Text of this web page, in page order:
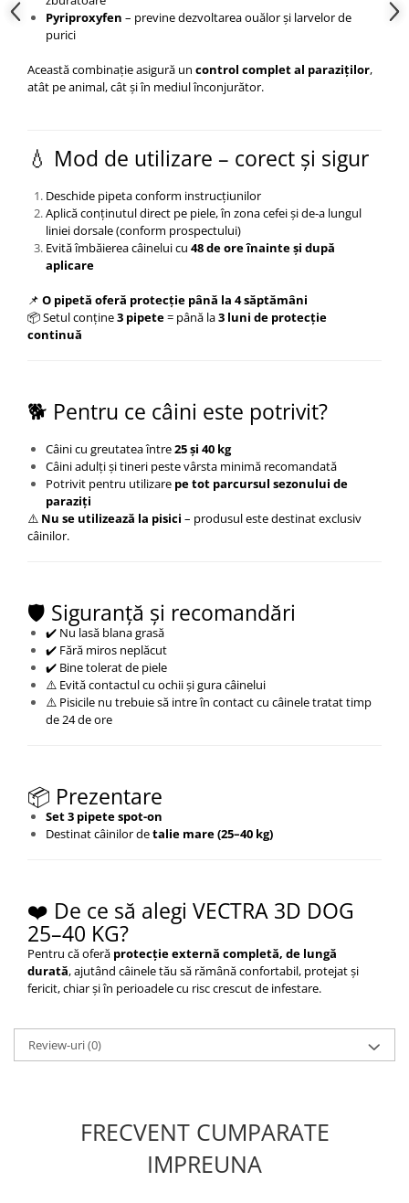
Pyriproxyfen – previne dezvoltarea ouălor și larvelor de
purici
Această combinație asigură un control complet al paraziților,
atât pe animal, cât și în mediul înconjurător.
💧 Mod de utilizare – corect și sigur
Deschide pipeta conform instrucțiunilor
Aplică conținutul direct pe piele, în zona cefei și de-a lungul
liniei dorsale (conform prospectului)
Evită îmbăierea câinelui cu 48 de ore înainte și după
aplicare
📌 O pipetă oferă protecție până la 4 săptămâni
📦 Setul conține3 pipete= până la3 luni de protecție
continuă
🐕 Pentru ce câini este potrivit?
Câini cu greutatea între25 și 40 kg
Câini adulți și tineri peste vârsta minimă recomandată
Potrivit pentru utilizare pe tot parcursul sezonului de
paraziți
⚠️ Nu se utilizează la pisici – produsul este destinat exclusiv
câinilor.
🛡️ Siguranță și recomandări
✔️ Nu lasă blana grasă
✔️ Fără miros neplăcut
✔️ Bine tolerat de piele
⚠️ Evită contactul cu ochii și gura câinelui
⚠️ Pisicile nu trebuie să intre în contact cu câinele tratat timp
de 24 de ore
📦 Prezentare
Set 3 pipete spot-on
Destinat câinilor detalie mare (25–40 kg)
❤️ De ce să alegi VECTRA 3D DOG
25–40 KG?
Pentru că oferă protecție externă completă, de lungă
durată, ajutând câinele tău să rămână confortabil, protejat și
fericit, chiar și în perioadele cu risc crescut de infestare.
Review-uri(0)
FRECVENT CUMPARATE
IMPREUNA